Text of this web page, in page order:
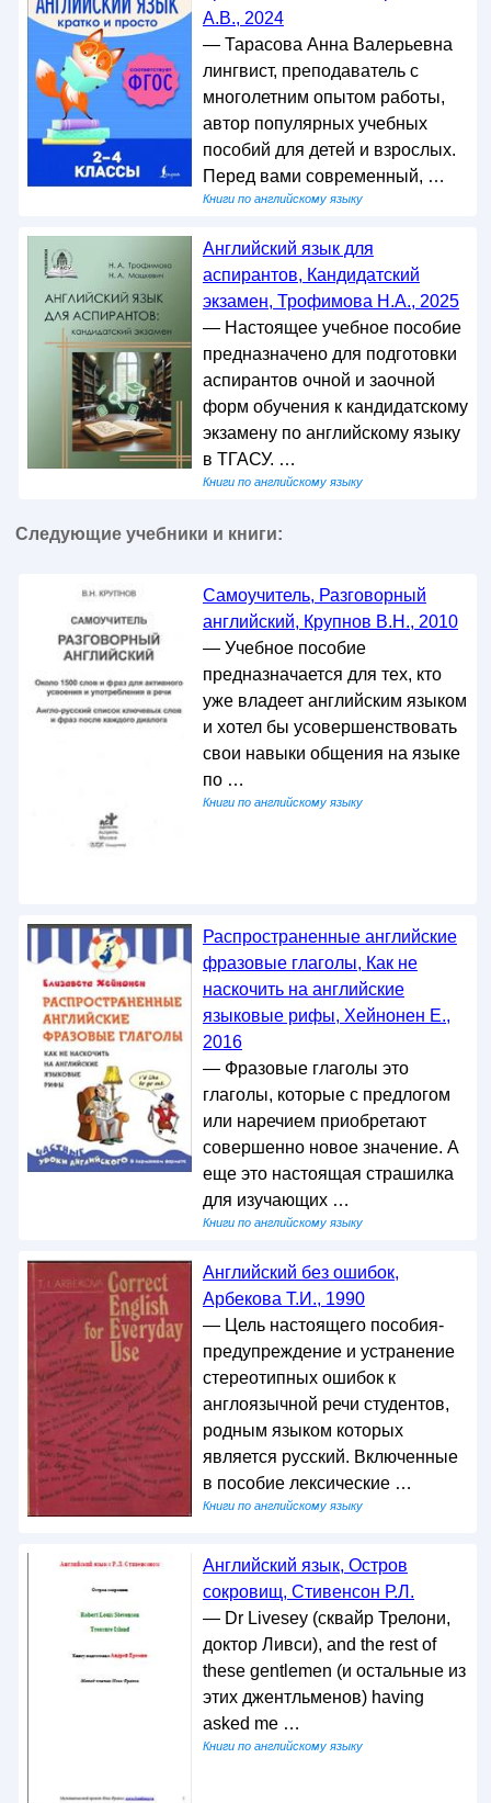
А.В., 2024
— Тарасова Анна Валерьевна
лингвист, преподаватель с
многолетним опытом работы,
автор популярных учебных
пособий для детей и взрослых.
Перед вами современный, …
Книги по английскому языку
Английский язык для
аспирантов, Кандидатский
экзамен, Трофимова Н.А., 2025
— Настоящее учебное пособие
предназначено для подготовки
аспирантов очной и заочной
форм обучения к кандидатскому
экзамену по английскому языку
в ТГАСУ. …
Книги по английскому языку
Следующие учебники и книги:
Самоучитель, Разговорный
английский, Крупнов В.Н., 2010
— Учебное пособие
предназначается для тех, кто
уже владеет английским языком
и хотел бы усовершенствовать
свои навыки общения на языке
по …
Книги по английскому языку
Распространенные английские
фразовые глаголы, Как не
наскочить на английские
языковые рифы, Хейнонен Е.,
2016
— Фразовые глаголы это
глаголы, которые с предлогом
или наречием приобретают
совершенно новое значение. А
еще это настоящая страшилка
для изучающих …
Книги по английскому языку
Английский без ошибок,
Арбекова Т.И., 1990
— Цель настоящего пособия-
предупреждение и устранение
стереотипных ошибок к
англоязычной речи студентов,
родным языком которых
является русский. Включенные
в пособие лексические …
Книги по английскому языку
Английский язык, Остров
сокровищ, Стивенсон Р.Л.
— Dr Livesey (сквайр Трелони,
доктор Ливси), and the rest of
these gentlemen (и остальные из
этих джентльменов) having
asked me …
Книги по английскому языку